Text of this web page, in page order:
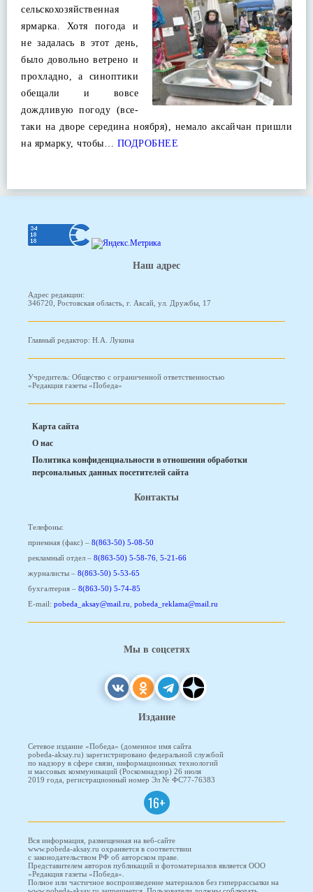
сельскохозяйственная
ярмарка. Хотя погода и
не задалась в этот день,
было довольно ветрено и
прохладно, а синоптики
обещали и вовсе
дождливую погоду (все-
таки на дворе середина ноября), немало аксайчан пришли
на ярмарку, чтобы… ПОДРОБНЕЕ
Наш адрес
Адрес редакции:
346720, Ростовская область, г. Аксай, ул. Дружбы, 17
Главный редактор: Н.А. Лукина
Учредитель: Общество с ограниченной ответственностью
«Редакция газеты «Победа»
Карта сайта
О нас
Политика конфиденциальности в отношении обработки
персональных данных посетителей сайта
Контакты
Телефоны:
приемная (факс) – 8(863-50) 5-08-50
рекламный отдел – 8(863-50) 5-58-76 5-21-66
журналисты – 8(863-50) 5-53-65
бухгалтерия – 8(863-50) 5-74-85
E-mail: pobeda_aksay@mail.ru pobeda_reklama@mail.ru
Мы в соцсетях
Издание
Сетевое издание «Победа» (доменное имя сайта
pobeda-aksay.ru) зарегистрировано федеральной службой
по надзору в сфере связи, информационных технологий
и массовых коммуникаций (Роскомнадзор) 26 июля
2019 года, регистрационный номер Эл № ФС77-76383
16+
Вся информация, размещенная на веб-сайте
www.pobeda-aksay.ru охраняется в соответствии
с законодательством РФ об авторском праве.
Представителем авторов публикаций и фотоматериалов является ООО
«Редакция газеты «Победа».
Полное или частичное воспроизведение материалов без гиперрассылки на